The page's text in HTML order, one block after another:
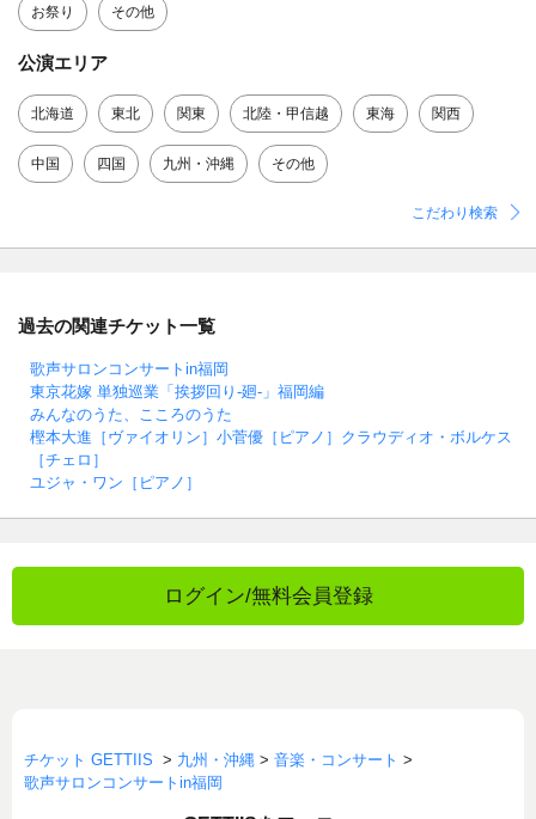
お祭り その他
公演エリア
北海道 東北 関東 北陸・甲信越 東海 関西
中国 四国 九州・沖縄 その他
こだわり検索
過去の関連チケット一覧
歌声サロンコンサートin福岡
東京花嫁 単独巡業「挨拶回り-廻-」福岡編
みんなのうた、こころのうた
樫本大進［ヴァイオリン］小菅優［ピアノ］クラウディオ・ボルケス
［チェロ］
ユジャ・ワン［ピアノ］
ログイン/無料会員登録
チケット GETTIIS > 九州・沖縄 > 音楽・コンサート >
歌声サロンコンサートin福岡